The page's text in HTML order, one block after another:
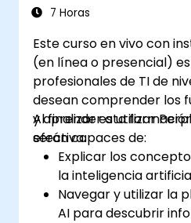
de trabajo
Garantizar
y reducir los sesgos
cliente
7 Horas
Este curso en vivo con
(en línea o presencial)
profesionales de TI de
desean comprender los
y aprender a utilizar
efectiva.
Al finalizar esta
serán capaces de:
Explicar los
la inteligencia
Navegar y utilizar la
AI para descubrir